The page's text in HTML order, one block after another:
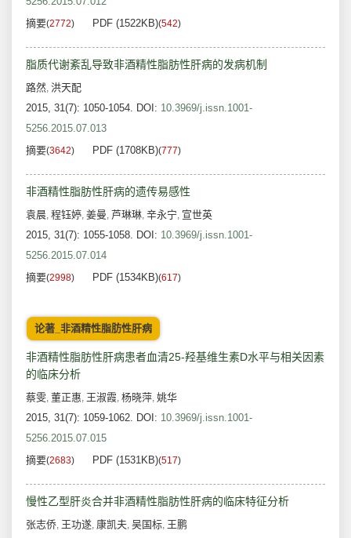
摘要(2772) PDF (1522KB)(542)
脂质代谢紊乱导致非酒精性脂肪性肝病的发病机制
路然, 洪天配
2015, 31(7): 1050-1054. DOI: 10.3969/j.issn.1001-
5256.2015.07.013
摘要(3642) PDF (1708KB)(777)
非酒精性脂肪性肝病的遗传易感性
袁晨, 程钰婷, 姜曼, 芦琳琳, 辛永宁, 宣世英
2015, 31(7): 1055-1058. DOI: 10.3969/j.issn.1001-
5256.2015.07.014
摘要(2998) PDF (1534KB)(617)
论著_非酒精性脂肪性肝病
非酒精性脂肪性肝病患者血清25-羟基维生素D水平与相关因素
的临床分析
蔡雯, 董正惠, 王淑霞, 杨晓萍, 姚华
2015, 31(7): 1059-1062. DOI: 10.3969/j.issn.1001-
5256.2015.07.015
摘要(2683) PDF (1531KB)(517)
慢性乙型肝炎合并非酒精性脂肪性肝病的临床特征分析
张志侨, 王功遂, 康凯夫, 吴国标, 王鹏